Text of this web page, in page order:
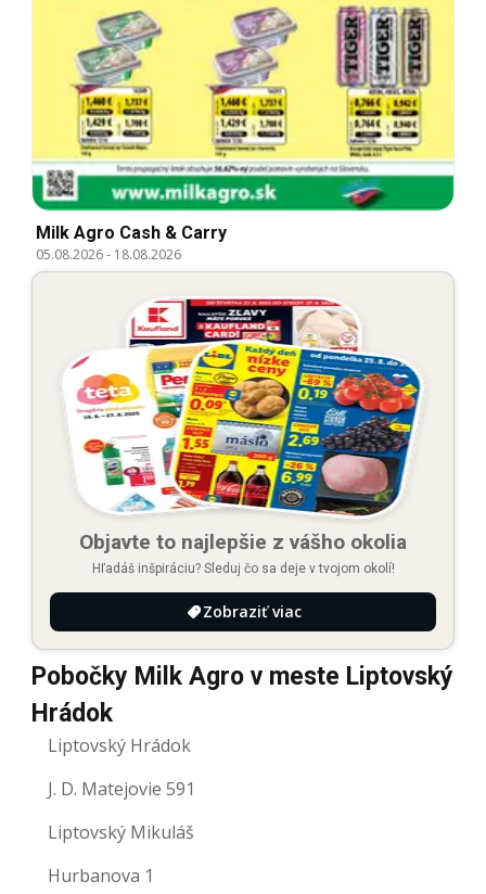
Milk Agro Cash & Carry
05.08.2026- 18.08.2026
Objavte to najlepšie z vášho okolia
Hľadáš inšpiráciu? Sleduj čo sa deje v tvojom okolí!
Zobraziť viac
Pobočky Milk Agro v meste Liptovský
Hrádok
Liptovský Hrádok
J. D. Matejovie 591
Liptovský Mikuláš
Hurbanova 1